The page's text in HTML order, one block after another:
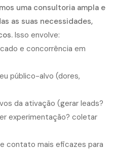
uma consultoria ampla e
as suas necessidades,
Isso envolve:
e concorrência em
público-alvo (dores,
da ativação (gerar leads?
experimentação? coletar
contato mais eficazes para